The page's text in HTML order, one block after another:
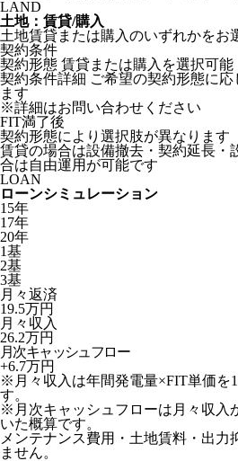
LAND
土地：賃貸/購入
土地賃貸または購入のいずれかをお
契約条件
契約形態 賃貸または購入を選択可能
契約条件詳細 ご希望の契約形態に
ます
※詳細はお問い合わせください
FIT満了後
契約形態により選択肢が異なります
賃貸の場合は設備撤去・契約延長・
合は自由運用が可能です
LOAN
ローンシミュレーション
15年
17年
20年
1基
2基
3基
月々返済
19.5万円
月々収入
26.2万円
月次キャッシュフロー
+6.7万円
※月々収入は年間発電量×FIT単価を
す。
※月次キャッシュフローは月々収入
いた概算です。
メンテナンス費用・土地賃料・出力
ません。